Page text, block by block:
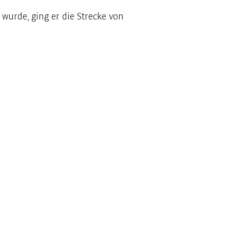
ging er die Strecke von